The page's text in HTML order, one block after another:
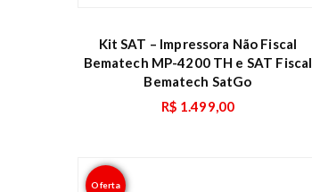
Kit SAT – Impressora Não Fiscal
Bematech MP-4200 TH e SAT Fiscal
Bematech SatGo
R$ 1.499,00
Oferta